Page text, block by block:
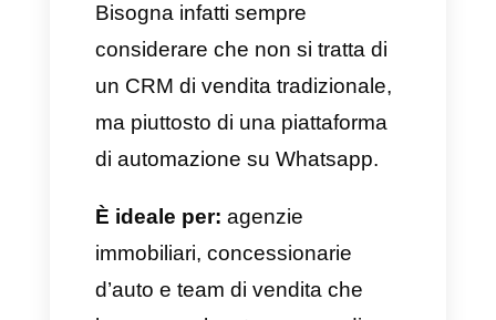
lavorativi.